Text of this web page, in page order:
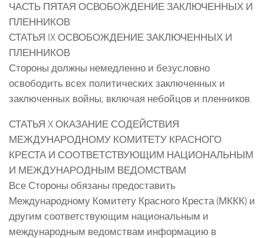
ЧАСТЬ ПЯТАЯ ОСВОБОЖДЕНИЕ ЗАКЛЮЧЕННЫХ И
ПЛЕННИКОВ
СТАТЬЯ IX ОСВОБОЖДЕНИЕ ЗАКЛЮЧЕННЫХ И
ПЛЕННИКОВ
Стороны должны немедленно и безусловно
освободить всех политических заключенных и
заключенных войны, включая небойцов и пленников.
СТАТЬЯ X ОКАЗАНИЕ СОДЕЙСТВИЯ
МЕЖДУНАРОДНОМУ КОМИТЕТУ КРАСНОГО
КРЕСТА И СООТВЕТСТВУЮЩИМ НАЦИОНАЛЬНЫМ
И МЕЖДУНАРОДНЫМ ВЕДОМСТВАМ
Все Стороны обязаны предоставить
Международному Комитету Красного Креста (МККК) и
другим соответствующим национальным и
международным ведомствам информацию в